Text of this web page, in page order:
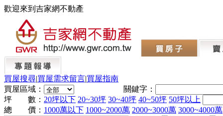
歡迎來到吉家網不動產
買屋搜尋|買屋需求留言|買屋指南
買屋區域：
關鍵字：
坪 數： 20坪以下 20~30坪 30~40坪 40~50坪 50坪以上
總 價： 1000萬以下 1000~2000萬 2000~3000萬 3000~4000萬